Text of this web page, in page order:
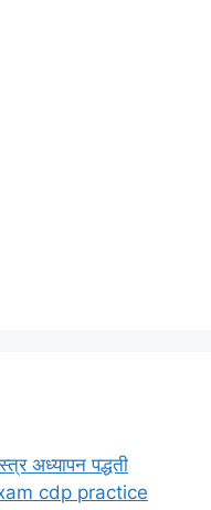
अध्यापन पद्धती
cdp practice